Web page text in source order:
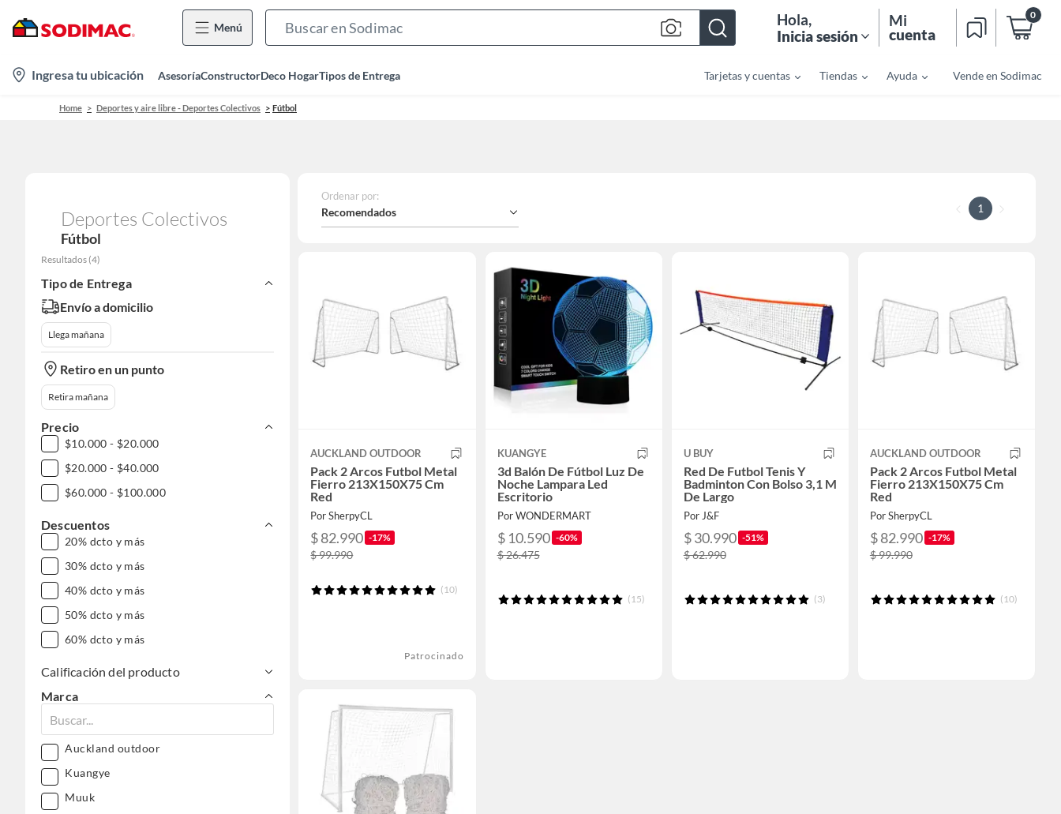
Menú
Bar
Hola,
Inicia sesión
Mi
cuenta
0
location-
icon
Ingresa tu ubicación AsesoríaConstructorDeco HogarTipos de Entrega Tarjetas y cuentas Tiendas Ayuda Vende en Sodimac
Home Deportes y aire libre - Deportes Colectivos Fútbol
Deportes Colectivos
Fútbol
Resultados (4)
Tipo de Entrega
Envío a domicilio
Llega mañana
Retiro en un punto
Retira mañana
Precio
$10.000 - $20.000
$20.000 - $40.000
$60.000 - $100.000
Descuentos
20% dcto y más
30% dcto y más
40% dcto y más
50% dcto y más
60% dcto y más
Calificación del producto
Marca
Auckland outdoor
Kuangye
Muuk
Ordenar por:
Recomendados 1
AUCKLAND OUTDOOR
Pack 2 Arcos Futbol Metal
Fierro 213X150X75 Cm
Red
Por SherpyCL
$ 82.990 -17%
$ 99.990
(10)
Patrocinado
KUANGYE
3d Balón De Fútbol Luz De
Noche Lampara Led
Escritorio
Por WONDERMART
$ 10.590 -60%
$ 26.475
(15)
U BUY
Red De Futbol Tenis Y
Badminton Con Bolso 3,1 M
De Largo
Por J&F
$ 30.990 -51%
$ 62.990
(3)
AUCKLAND OUTDOOR
Pack 2 Arcos Futbol Metal
Fierro 213X150X75 Cm
Red
Por SherpyCL
$ 82.990 -17%
$ 99.990
(10)